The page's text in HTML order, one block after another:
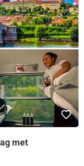
met